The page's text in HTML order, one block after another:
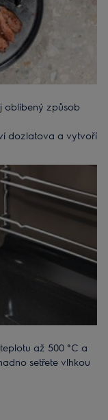
oblíbený způsob
dozlatova a vytvoří
chutné a šťavnaté
i dezertů.
při vaření nabízí
chuť a konzistenci
vyjít ven.
rovnoměrnou
a koláče.
až 500 °C a
setřete vlhkou